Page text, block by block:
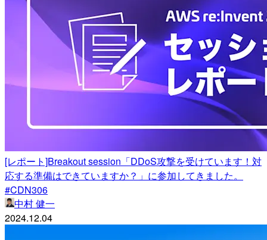
[レポート]Breakout session「DDoS攻撃を受けています！対
応する準備はできていますか？」に参加してきました。
#CDN306
中村 健一
2024.12.04